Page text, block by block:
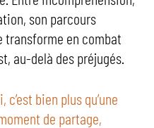
son parcours
transforme en combat
au-delà des préjugés.
bien plus qu’une
de partage,